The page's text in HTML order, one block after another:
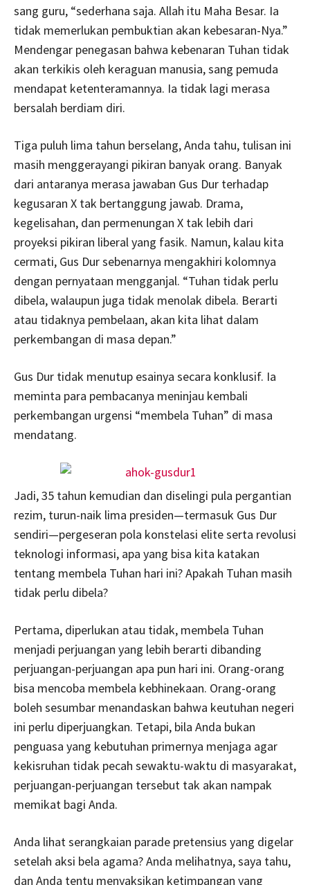
sang guru, “sederhana saja. Allah itu Maha Besar. Ia
tidak memerlukan pembuktian akan kebesaran-Nya.”
Mendengar penegasan bahwa kebenaran Tuhan tidak
akan terkikis oleh keraguan manusia, sang pemuda
mendapat ketenteramannya. Ia tidak lagi merasa
bersalah berdiam diri.
Tiga puluh lima tahun berselang, Anda tahu, tulisan ini
masih menggerayangi pikiran banyak orang. Banyak
dari antaranya merasa jawaban Gus Dur terhadap
kegusaran X tak bertanggung jawab. Drama,
kegelisahan, dan permenungan X tak lebih dari
proyeksi pikiran liberal yang fasik. Namun, kalau kita
cermati, Gus Dur sebenarnya mengakhiri kolomnya
dengan pernyataan mengganjal. “Tuhan tidak perlu
dibela, walaupun juga tidak menolak dibela. Berarti
atau tidaknya pembelaan, akan kita lihat dalam
perkembangan di masa depan.”
Gus Dur tidak menutup esainya secara konklusif. Ia
meminta para pembacanya meninjau kembali
perkembangan urgensi “membela Tuhan” di masa
mendatang.
Jadi, 35 tahun kemudian dan diselingi pula pergantian
rezim, turun-naik lima presiden—termasuk Gus Dur
sendiri—pergeseran pola konstelasi elite serta revolusi
teknologi informasi, apa yang bisa kita katakan
tentang membela Tuhan hari ini? Apakah Tuhan masih
tidak perlu dibela?
Pertama, diperlukan atau tidak, membela Tuhan
menjadi perjuangan yang lebih berarti dibanding
perjuangan-perjuangan apa pun hari ini. Orang-orang
bisa mencoba membela kebhinekaan. Orang-orang
boleh sesumbar menandaskan bahwa keutuhan negeri
ini perlu diperjuangkan. Tetapi, bila Anda bukan
penguasa yang kebutuhan primernya menjaga agar
kekisruhan tidak pecah sewaktu-waktu di masyarakat,
perjuangan-perjuangan tersebut tak akan nampak
memikat bagi Anda.
Anda lihat serangkaian parade pretensius yang digelar
setelah aksi bela agama? Anda melihatnya, saya tahu,
dan Anda tentu menyaksikan ketimpangan yang